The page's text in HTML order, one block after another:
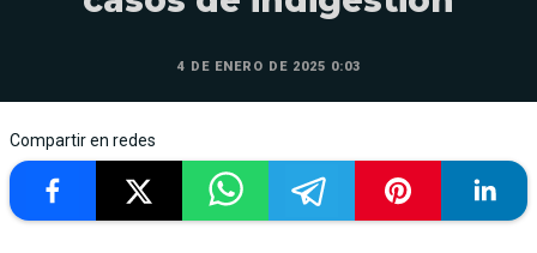
4 DE ENERO DE 2025 0:03
Compartir en redes